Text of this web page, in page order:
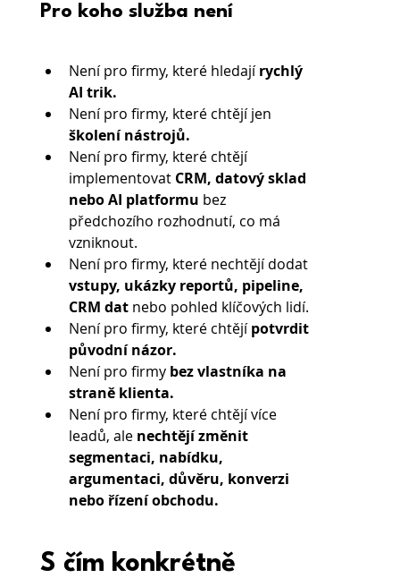
Pro koho služba není
Není pro firmy, které hledají rychlý
AI trik.
Není pro firmy, které chtějí jen
školení nástrojů.
Není pro firmy, které chtějí
implementovat CRM, datový sklad
nebo AI platformu bez
předchozího rozhodnutí, co má
vzniknout.
Není pro firmy, které nechtějí dodat
vstupy, ukázky reportů, pipeline,
CRM dat nebo pohled klíčových lidí.
Není pro firmy, které chtějí potvrdit
původní názor.
Není pro firmy bez vlastníka na
straně klienta.
Není pro firmy, které chtějí více
leadů, ale nechtějí změnit
segmentaci, nabídku,
argumentaci, důvěru, konverzi
nebo řízení obchodu.
S čím konkrétně